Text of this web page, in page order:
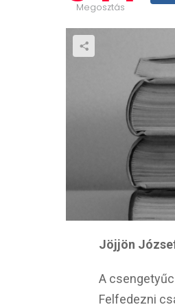
Megosztás
Jöjjön
A
Felfedezni